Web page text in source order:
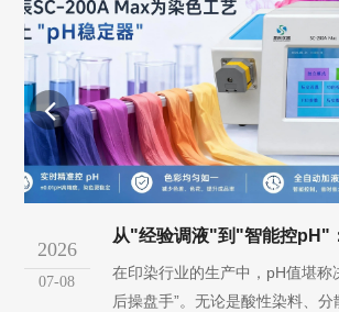
2026
07-08
在印染行业的生产中，pH值堪称
后操盘手”。无论是酸性染料、